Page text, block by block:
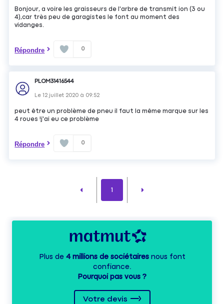
Bonjour, a voire les graisseurs de l'arbre de transmit ion (3 ou
4),car très peu de garagistes le font au moment des
vidanges.
Répondre 0
PLOM31416544
Le12 juillet 2020 à 09:52
peut être un problème de pneu il faut la même marque sur les
4 roues !j'ai eu ce problème
Répondre 0
1
Plus de 4 millions de sociétairesnous font
confiance.
Pourquoi pas vous ?
Votre devis